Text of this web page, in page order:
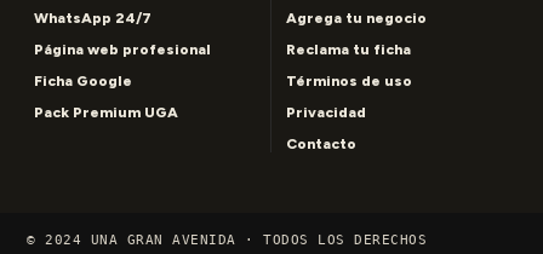
WhatsApp 24/7
Página web profesional
Ficha Google
Pack Premium UGA
Agrega tu negocio
Reclama tu ficha
Términos de uso
Privacidad
Contacto
© 2024 UNA GRAN AVENIDA · TODOS LOS DERECHOS